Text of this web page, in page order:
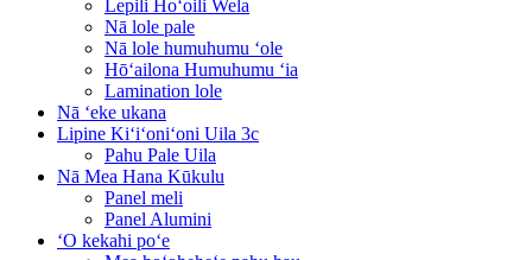
Lepili Hoʻoili Wela
Nā lole pale
Nā lole humuhumu ʻole
Hōʻailona Humuhumu ʻia
Lamination lole
Nā ʻeke ukana
Lipine Kiʻiʻoniʻoni Uila 3c
Pahu Pale Uila
Nā Mea Hana Kūkulu
Panel meli
Panel Alumini
ʻO kekahi poʻe